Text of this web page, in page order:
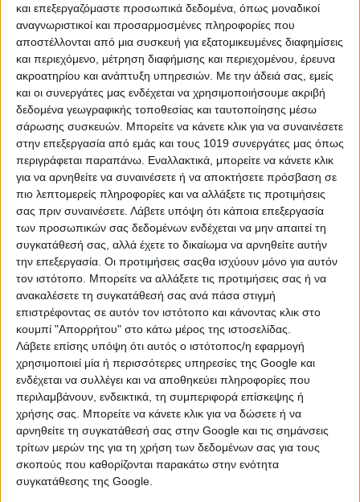
και επεξεργαζόμαστε προσωπικά δεδομένα, όπως μοναδικοί
αναγνωριστικοί και προσαρμοσμένες πληροφορίες που
αποστέλλονται από μια συσκευή για εξατομικευμένες διαφημίσεις
και περιεχόμενο, μέτρηση διαφήμισης και περιεχομένου, έρευνα
ακροατηρίου και ανάπτυξη υπηρεσιών. Με την άδειά σας, εμείς
και οι συνεργάτες μας ενδέχεται να χρησιμοποιήσουμε ακριβή
δεδομένα γεωγραφικής τοποθεσίας και ταυτοποίησης μέσω
σάρωσης συσκευών. Μπορείτε να κάνετε κλικ για να συναινέσετε
στην επεξεργασία από εμάς και τους 1019 συνεργάτες μας όπως
περιγράφεται παραπάνω. Εναλλακτικά, μπορείτε να κάνετε κλικ
για να αρνηθείτε να συναινέσετε ή να αποκτήσετε πρόσβαση σε
πιο λεπτομερείς πληροφορίες και να αλλάξετε τις προτιμήσεις
σας πριν συναινέσετε. Λάβετε υπόψη ότι κάποια επεξεργασία
των προσωπικών σας δεδομένων ενδέχεται να μην απαιτεί τη
συγκατάθεσή σας, αλλά έχετε το δικαίωμα να αρνηθείτε αυτήν
την επεξεργασία. Οι προτιμήσεις σαςθα ισχύουν μόνο για αυτόν
τον ιστότοπο. Μπορείτε να αλλάξετε τις προτιμήσεις σας ή να
ανακαλέσετε τη συγκατάθεσή σας ανά πάσα στιγμή
επιστρέφοντας σε αυτόν τον ιστότοπο και κάνοντας κλικ στο
κουμπί "Απορρήτου" στο κάτω μέρος της ιστοσελίδας.
Λάβετε επίσης υπόψη ότι αυτός ο ιστότοπος/η εφαρμογή
χρησιμοποιεί μία ή περισσότερες υπηρεσίες της Google και
ενδέχεται να συλλέγει και να αποθηκεύει πληροφορίες που
περιλαμβάνουν, ενδεικτικά, τη συμπεριφορά επίσκεψης ή
χρήσης σας. Μπορείτε να κάνετε κλικ για να δώσετε ή να
αρνηθείτε τη συγκατάθεσή σας στην Google και τις σημάνσεις
τρίτων μερών της για τη χρήση των δεδομένων σας για τους
σκοπούς που καθορίζονται παρακάτω στην ενότητα
συγκατάθεσης της Google.
Σμάρω Σωτηράκη
Ζώδια 2024, η αγάπη είναι κινητήριος δύναμη για να
ξεπεράσουμε τις όποιες δυσκολίες μας παρουσιαστούν. Η
αγαπημένη μας Σμάρω Σωτηράκη, μας ενημερώνει ποια
ζώδια θα παντρευτούν τη νέα χρονιά, ποια θα βρουν το άλλο
τους μισό και ποια θα είναι τυχερά στον αισθηματικό τομέα.